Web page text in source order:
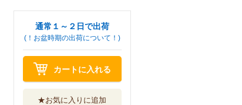
通常１～２日で出荷
(！お盆時期の出荷について！)
カートに入れる
★お気に入りに追加